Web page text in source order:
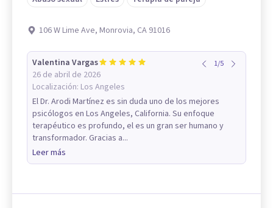
106 W Lime Ave, Monrovia, CA 91016
Valentina Vargas
26 de abril de 2026
Localización: Los Angeles
1/5
El Dr. Arodi Martínez es sin duda uno de los mejores
psicólogos en Los Angeles, California. Su enfoque
terapéutico es profundo, el es un gran ser humano y
transformador. Gracias a...
Leer más